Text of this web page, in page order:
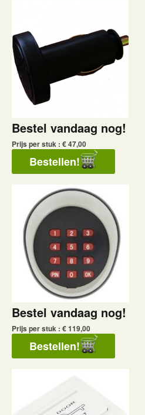
Bestel vandaag nog!
Prijs per stuk : € 47,00
Bestel vandaag nog!
Prijs per stuk : € 119,00